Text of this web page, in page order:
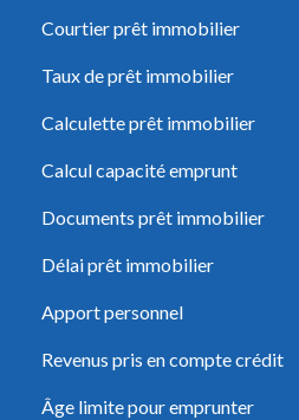
Courtier prêt immobilier
Taux de prêt immobilier
Calculette prêt immobilier
Calcul capacité emprunt
Documents prêt immobilier
Délai prêt immobilier
Apport personnel
Revenus pris en compte crédit
Âge limite pour emprunter